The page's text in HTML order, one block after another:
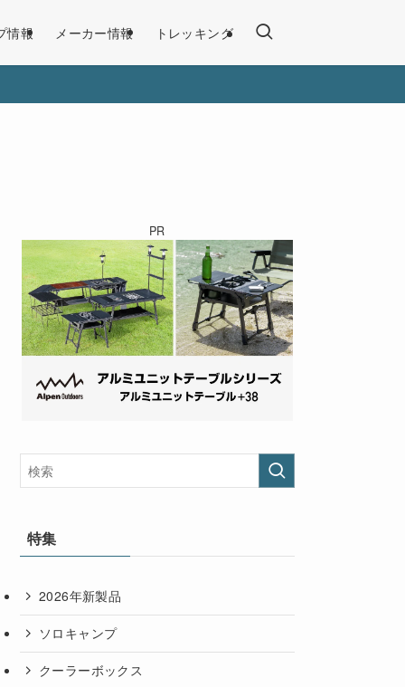
情報 メーカー情報 トレッキング
PR
特集
2026年新製品
ソロキャンプ
クーラーボックス